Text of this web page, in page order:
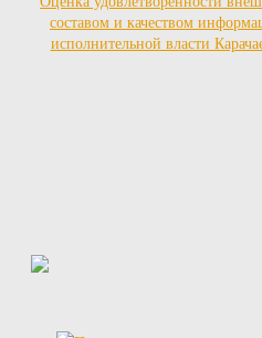
составом и качеством
исполнительной власти